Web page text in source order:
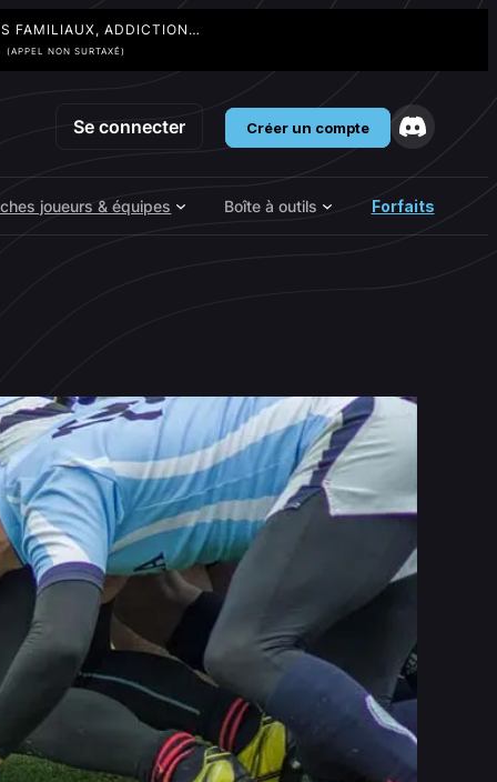
FAMILIAUX, ADDICTION…
(APPEL NON SURTAXÉ)
Se connecter Créer un compte
joueurs & équipes Boîte à outils Forfaits